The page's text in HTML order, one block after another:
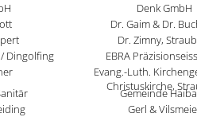
Denk GmbH
Dr. Gaim & Dr.
Dr. Zimny,
Dingolfing
EBRA
Evang.-Luth.
Christuskirche,
Gemeinde
Gerl &